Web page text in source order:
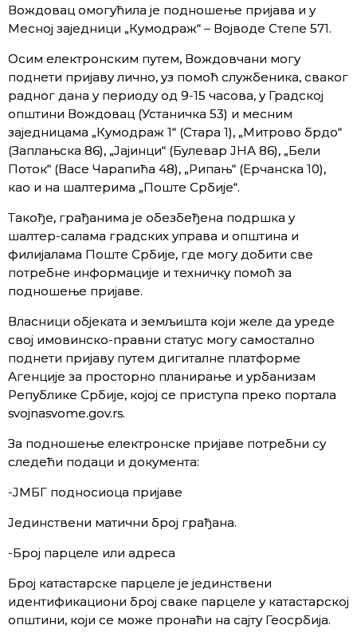
Вождовац омогућила је подношење пријава и у
Месној заједници „Кумодраж“ – Војводе Степе 571.
Осим електронским путем, Вождовчани могу
поднети пријаву лично, уз помоћ службеника, сваког
радног дана у периоду од 9-15 часова, у Градској
општини Вождовац (Устаничка 53) и месним
заједницама „Кумодраж 1“ (Стара 1), „Митрово брдо“
(Заплањска 86), „Јајинци“ (Булевар ЈНА 86), „Бели
Поток“ (Васе Чарапића 48), „Рипањ“ (Ерчанска 10),
као и на шалтерима „Поште Србије“.
Такође, грађанима је обезбеђена подршка у
шалтер-салама градских управа и општина и
филијалама Поште Србије, где могу добити све
потребне информације и техничку помоћ за
подношење пријаве.
Власници објеката и земљишта који желе да уреде
свој имовинско-правни статус могу самостално
поднети пријаву путем дигиталне платформе
Агенције за просторно планирање и урбанизам
Републике Србије, којој се приступа преко портала
svojnasvome.gov.rs.
За подношење електронске пријаве потребни су
следећи подаци и документа:
-ЈМБГ подносиоца пријаве
Јединствени матични број грађана.
-Број парцеле или адреса
Број катастарске парцеле је јединствени
идентификациони број сваке парцеле у катастарској
општини, који се може пронаћи на сајту Геосрбија.